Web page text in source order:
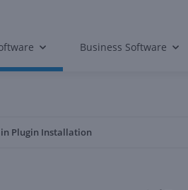
Business Software
Plugin Installation